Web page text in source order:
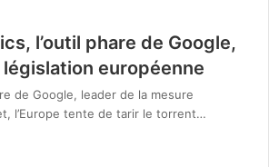
l’outil phare de Google,
législation européenne
de Google, leader de la mesure
l’Europe tente de tarir le torrent…